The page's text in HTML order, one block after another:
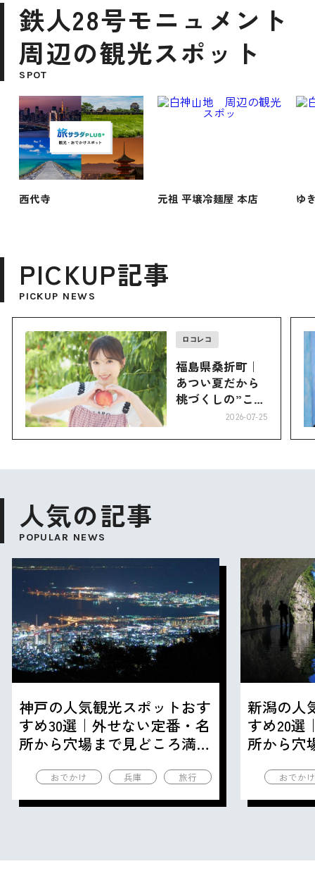
鉄人28号モニュメント
周辺の観光スポット
SPOT
西代寺 元祖 平壌冷麺屋 本店 ゆ
PICKUP記事
PICKUP NEWS
ロコレコ
福島県桑折町｜
あつい夏だから
桃づくしの”こお
2026-07-25
人気の記事
POPULAR NEWS
神戸の人気観光スポットおす
すめ30選｜外せない定番・名
所から穴場まで見どころ満載
おでかけ 兵庫 旅行
新潟の人
すめ20選
所から穴
おでか